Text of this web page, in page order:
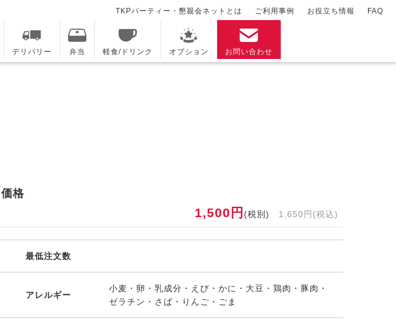
デリバリー 弁当 軽食/ドリンク オプション お問い合わせ
TKPパーティー・懇親会ネットとは ご利用事例 お役立ち情報 FAQ
価格
1,500円 (税別) 1,650円(税込)
最低注文数
アレルギー
小麦・卵・乳成分・えび・かに・大豆・鶏肉・豚肉・
ゼラチン・さば・りんご・ごま